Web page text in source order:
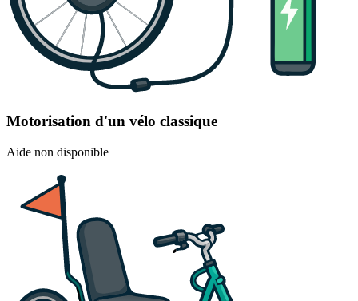
Motorisation d'un vélo classique
Aide non disponible